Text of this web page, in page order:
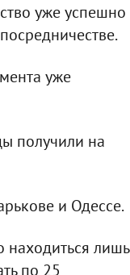
уже успешно
уже
получили на
и Одессе.
находиться лишь
по 25